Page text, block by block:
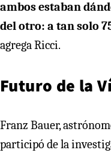
ambos estaban
del otro: a tan solo
agrega Ricci.
Futuro de la
Franz Bauer,
participó de la